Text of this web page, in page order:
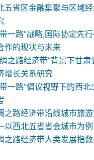
五省区金融集聚与区域
一路”战略,国际协定先
作的现状与未来
之路经济带”背景下甘
增长关系研究
一路”倡议视野下的西
之路经济带沿线城市旅
西北五省省会城市为例
之路经济带人类发展指